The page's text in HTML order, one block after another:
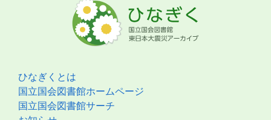
ひなぎくとは
国立国会図書館ホームページ
国立国会図書館サーチ